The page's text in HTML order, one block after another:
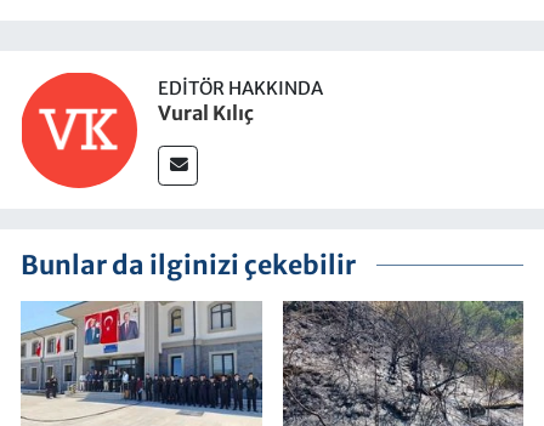
EDITÖR HAKKINDA
Vural Kılıç
Bunlar da ilginizi çekebilir